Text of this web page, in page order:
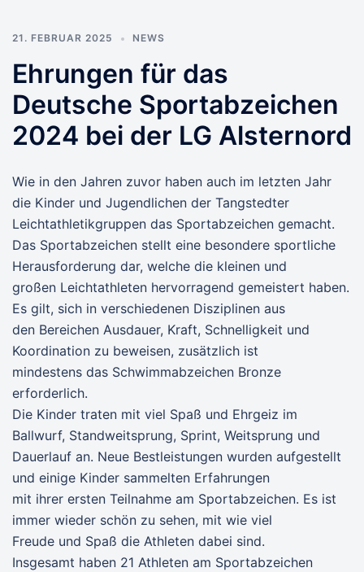
21. FEBRUAR 2025 NEWS
Ehrungen für das
Deutsche Sportabzeichen
2024 bei der LG Alsternord
Wie in den Jahren zuvor haben auch im letzten Jahr
die Kinder und Jugendlichen der Tangstedter
Leichtathletikgruppen das Sportabzeichen gemacht.
Das Sportabzeichen stellt eine besondere sportliche
Herausforderung dar, welche die kleinen und
großen Leichtathleten hervorragend gemeistert haben.
Es gilt, sich in verschiedenen Disziplinen aus
den Bereichen Ausdauer, Kraft, Schnelligkeit und
Koordination zu beweisen, zusätzlich ist
mindestens das Schwimmabzeichen Bronze
erforderlich.
Die Kinder traten mit viel Spaß und Ehrgeiz im
Ballwurf, Standweitsprung, Sprint, Weitsprung und
Dauerlauf an. Neue Bestleistungen wurden aufgestellt
und einige Kinder sammelten Erfahrungen
mit ihrer ersten Teilnahme am Sportabzeichen. Es ist
immer wieder schön zu sehen, mit wie viel
Freude und Spaß die Athleten dabei sind.
Insgesamt haben 21 Athleten am Sportabzeichen